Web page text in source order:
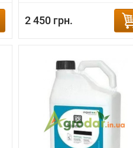
2 450 грн.